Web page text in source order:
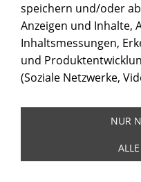
speichern und/oder
Anzeigen und Inhalte,
Inhaltsmessungen,
und
(Soziale Netzwerke,
NUR